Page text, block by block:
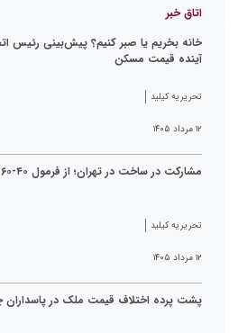
اتاق خبر
خانه بخریم یا صبر کنیم؟ پیش‌بینی رئیس
آینده قیمت مسکن
تحریریه کیلید
۱۲ مرداد ۱۴۰۵
مشارکت در ساخت در تهران؛ از فرمول ۴۰-۶۰ تا توافق‌های ۵۰-۵۰
تحریریه کیلید
۱۲ مرداد ۱۴۰۵
پشت پرده اختلاف قیمت ملک در